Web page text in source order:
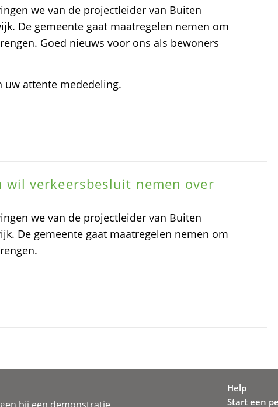
we van de projectleider van Buiten
De gemeente gaat maatregelen nemen om
Goed nieuws voor ons als bewoners
uw attente mededeling.
wil verkeersbesluit nemen over
we van de projectleider van Buiten
De gemeente gaat maatregelen nemen om
Help
Start een